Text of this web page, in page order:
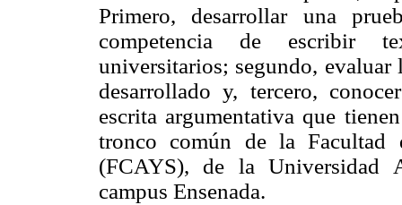
Primero, desarrollar una
competencia de escribir
universitarios; segundo,
desarrollado y, tercero,
escrita argumentativa que
tronco común de la Facultad
(FCAYS), de la Universidad
campus Ensenada.